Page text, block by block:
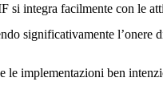
si integra facilmente con le
significativamente l’onere
le implementazioni ben